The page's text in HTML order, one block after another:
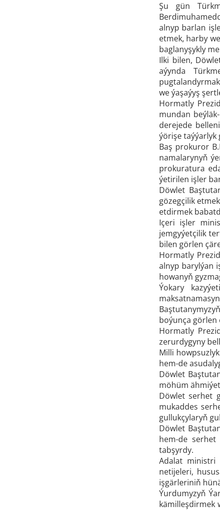
Şu gün
alnyp barlan
etmek, harby
baglanyşykly
Ilki bilen,
aýynda
we ýaşaýyş
Hormatly
mundan
derejede
ýörişe taýýarlyk
Baş prokuror
namalarynyň
prokuratura
ýetirilen işler
Döwlet
gözegçilik
etdirmek
Içeri işler
jemgyýetçilik
bilen görlen
Hormatly
alnyp barylýan
howanyň
Ýokary
boýunça
Hormatly
zerurdygyny
Milli
hem-de
Döwlet
möhüm
Döwlet serhet
mukaddes
gullukçylaryň
Döwlet
hem-de serhet
tabşyrdy.
Adalat ministri
netijeleri,
işgärleriniň
Ýurdumyzyň
kämilleşdirmek